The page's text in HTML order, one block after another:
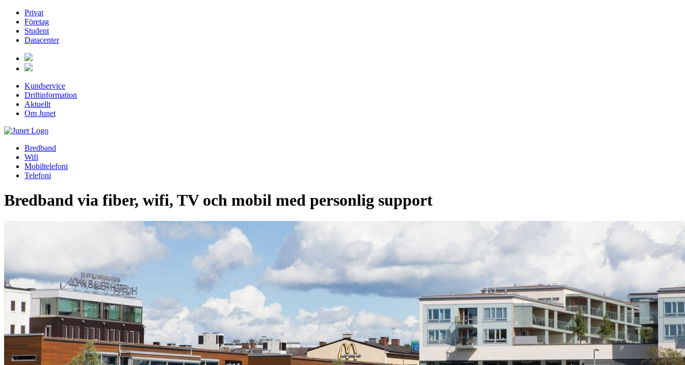
Privat
Företag
Student
Datacenter
Kundservice
Driftinformation
Aktuellt
Om Junet
Bredband
Wifi
Mobiltelefoni
Telefoni
Bredband via fiber, wifi, TV och mobil med personlig support